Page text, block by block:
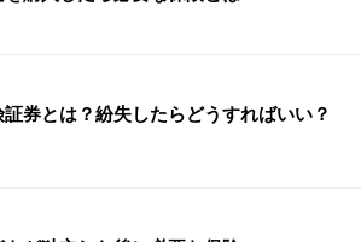
ることになるので、定期保険で10年
障は必要です。シングル時代に入り
、このタイミングできちんと手当て
険で入院日額1万円が望ましいです
た保険料負担が厳しいようなら、入
証券とは？紛失したらどうすればいい？